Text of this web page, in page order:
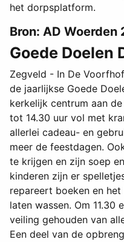
het dorpsplatform.
Bron: AD
Goede Doelen
Zegveld - In De
de jaarlijkse Goede
kerkelijk centrum aan
tot 14.30 uur vol met
allerlei cadeau- en
meer de feestdagen.
te krijgen en zijn soep
kinderen zijn er
repareert boeken en
laten wassen. Om 11.30
veiling gehouden van
Een deel van de